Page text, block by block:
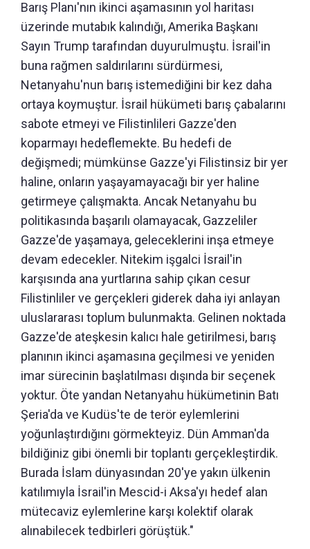
Barış Planı'nın ikinci aşamasının yol haritası
üzerinde mutabık kalındığı, Amerika Başkanı
Sayın Trump tarafından duyurulmuştu. İsrail'in
buna rağmen saldırılarını sürdürmesi,
Netanyahu'nun barış istemediğini bir kez daha
ortaya koymuştur. İsrail hükümeti barış çabalarını
sabote etmeyi ve Filistinlileri Gazze'den
koparmayı hedeflemekte. Bu hedefi de
değişmedi; mümkünse Gazze'yi Filistinsiz bir yer
haline, onların yaşayamayacağı bir yer haline
getirmeye çalışmakta. Ancak Netanyahu bu
politikasında başarılı olamayacak, Gazzeliler
Gazze'de yaşamaya, geleceklerini inşa etmeye
devam edecekler. Nitekim işgalci İsrail'in
karşısında ana yurtlarına sahip çıkan cesur
Filistinliler ve gerçekleri giderek daha iyi anlayan
uluslararası toplum bulunmakta. Gelinen noktada
Gazze'de ateşkesin kalıcı hale getirilmesi, barış
planının ikinci aşamasına geçilmesi ve yeniden
imar sürecinin başlatılması dışında bir seçenek
yoktur. Öte yandan Netanyahu hükümetinin Batı
Şeria'da ve Kudüs'te de terör eylemlerini
yoğunlaştırdığını görmekteyiz. Dün Amman'da
bildiğiniz gibi önemli bir toplantı gerçekleştirdik.
Burada İslam dünyasından 20'ye yakın ülkenin
katılımıyla İsrail'in Mescid-i Aksa'yı hedef alan
mütecaviz eylemlerine karşı kolektif olarak
alınabilecek tedbirleri görüştük."